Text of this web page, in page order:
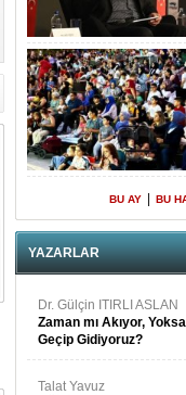
BU AY BU
YAZARLAR
Dr. Gülçin ITIRLI ASLAN
Zaman mı Akıyor,
Geçip Gidiyoruz?
Talat Yavuz